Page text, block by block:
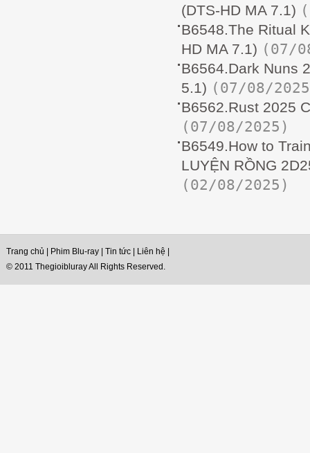
(DTS-HD MA 7.1)
B6548.The Ritual
HD MA 7.1) (07/
B6564.Dark Nuns
5.1) (07/08/
B6562.Rust 2025
(07/08/2025)
B6549.How to
LUYỆN RỒNG
(02/08/2025)
Trang chủ Phim Blu-ray Tin tức Liên hệ
© 2011 Thegioibluray All Rights Reserved.